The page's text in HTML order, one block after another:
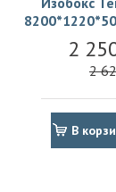
2
2
В